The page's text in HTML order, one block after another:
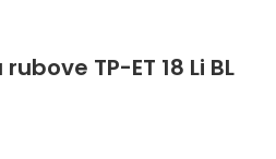
TP-ET 18 Li BL